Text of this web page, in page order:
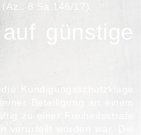
8 Sa 146/17).
günstige
Kündigungsschutzklage
Beteiligung an einem
zu einer Freiheitsstrafe
verurteilt worden war. Die